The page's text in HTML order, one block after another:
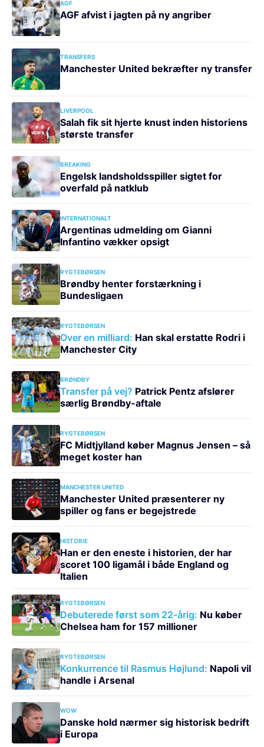
AGF
AGF afvist i jagten på ny angriber
TRANSFERS
Manchester United bekræfter ny transfer
LIVERPOOL
Salah fik sit hjerte knust inden historiens
største transfer
BREAKING
Engelsk landsholdsspiller sigtet for
overfald på natklub
INTERNATIONALT
Argentinas udmelding om Gianni
Infantino vækker opsigt
RYGTEBØRSEN
Brøndby henter forstærkning i
Bundesligaen
RYGTEBØRSEN
Over en milliard: Han skal erstatte Rodri i
Manchester City
BRØNDBY
Transfer på vej? Patrick Pentz afslører
særlig Brøndby-aftale
RYGTEBØRSEN
FC Midtjylland køber Magnus Jensen – så
meget koster han
MANCHESTER UNITED
Manchester United præsenterer ny
spiller og fans er begejstrede
HISTORIE
Han er den eneste i historien, der har
scoret 100 ligamål i både England og
Italien
RYGTEBØRSEN
Debuterede først som 22-årig: Nu køber
Chelsea ham for 157 millioner
RYGTEBØRSEN
Konkurrence til Rasmus Højlund: Napoli vil
handle i Arsenal
WOW
Danske hold nærmer sig historisk bedrift
i Europa